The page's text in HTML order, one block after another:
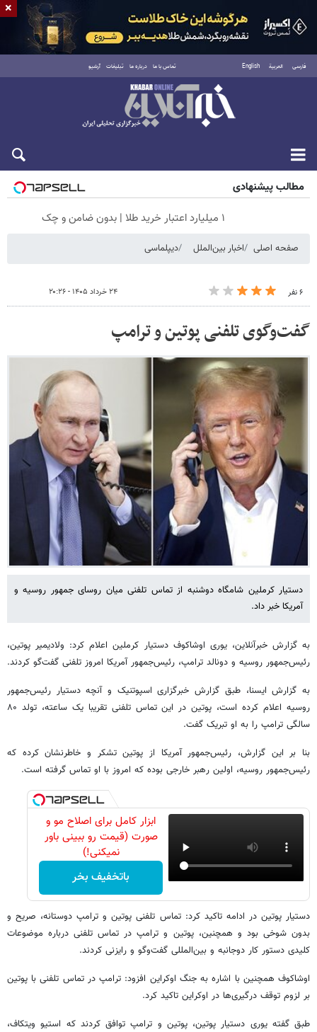
فارسی العربية English تماس با ما درباره ما تبلیغات آرشیو
پنجشنبه ۱۵ مرداد ۱۴۰۵
مطالب پیشنهادی
۱ میلیارد اعتبار خرید طلا | بدون ضامن و چک
صفحه اصلی اخبار بین‌الملل دیپلماسی
۶ نفر ۲۴ خرداد ۱۴۰۵ - ۲۰:۲۶
گفت‌وگوی تلفنی پوتین و ترامپ
دستیار کرملین شامگاه دوشنبه از تماس تلفنی میان روسای جمهور روسیه و
آمریکا خبر داد.
به گزارش خبرآنلاین، یوری اوشاکوف دستیار کرملین اعلام کرد: ولادیمیر پوتین،
رئیس‌جمهور روسیه و دونالد ترامپ، رئیس‌جمهور آمریکا امروز تلفنی گفت‌گو کردند.
به گزارش ایسنا، طبق گزارش خبرگزاری اسپوتنیک و آنچه دستیار رئیس‌جمهور
روسیه اعلام کرده است، پوتین در این تماس تلفنی تقریبا یک ساعته، تولد ۸۰
سالگی ترامپ را به او تبریک گفت.
بنا بر این گزارش، رئیس‌جمهور آمریکا از پوتین تشکر و خاطرنشان کرده که
رئیس‌جمهور روسیه، اولین رهبر خارجی بوده که امروز با او تماس گرفته است.
ابزار کامل برای اصلاح مو و
صورت (قیمت رو ببینی باور
نمیکنی!)
باتخفیف بخر
دستیار پوتین در ادامه تاکید کرد: تماس تلفنی پوتین و ترامپ دوستانه، صریح و
بدون شوخی بود و همچنین، پوتین و ترامپ در تماس تلفنی درباره موضوعات
کلیدی دستور کار دوجانبه و بین‌المللی گفت‌وگو و رایزنی کردند.
اوشاکوف همچنین با اشاره به جنگ اوکراین افزود: ترامپ در تماس تلفنی با پوتین
بر لزوم توقف درگیری‌ها در اوکراین تاکید کرد.
طبق گفته یوری دستیار پوتین، پوتین و ترامپ توافق کردند که استیو ویتکاف،
×